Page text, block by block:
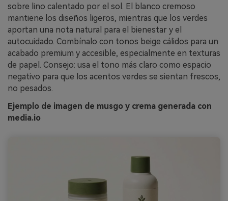
sobre lino calentado por el sol. El blanco cremoso
mantiene los diseños ligeros, mientras que los verdes
aportan una nota natural para el bienestar y el
autocuidado. Combínalo con tonos beige cálidos para un
acabado premium y accesible, especialmente en texturas
de papel. Consejo: usa el tono más claro como espacio
negativo para que los acentos verdes se sientan frescos,
no pesados.
Ejemplo de imagen de musgo y crema generada con
media.io